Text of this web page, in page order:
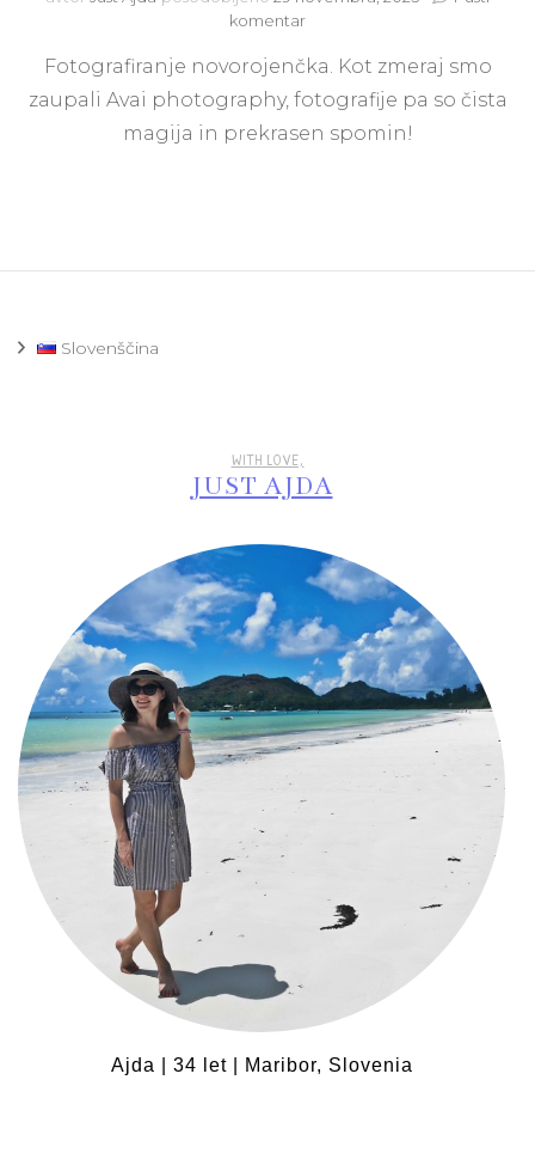
komentarna
novorojenčka
photography
Fotografiranje novorojenčka. Kot zmeraj smo
zaupali Avai photography, fotografije pa so čista
magija in prekrasen spomin!
Slovenščina
WITH LOVE,
JUST AJDA
Ajda | 34 let | Maribor, Slovenia